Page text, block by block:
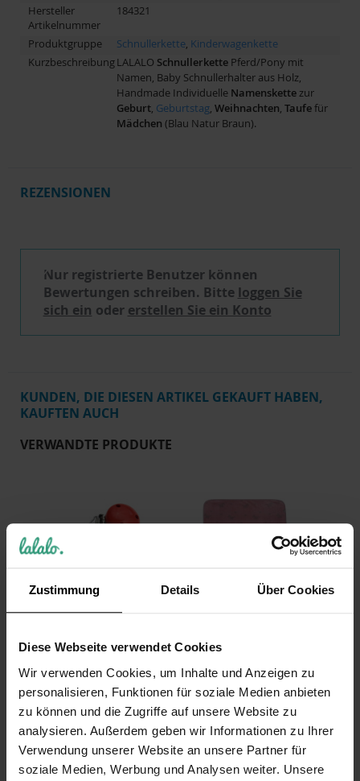
Zustimmung Details Über Cookies
Diese Webseite verwendet Cookies
Wir verwenden Cookies, um Inhalte und Anzeigen zu
personalisieren, Funktionen für soziale Medien anbieten
zu können und die Zugriffe auf unsere Website zu
analysieren. Außerdem geben wir Informationen zu Ihrer
Verwendung unserer Website an unsere Partner für
soziale Medien, Werbung und Analysen weiter. Unsere
Hersteller
Artikelnummer
184321
Produktgruppe Schnullerkette, Kinderwagenkette
KurzbeschreibungLALALO Schnullerkette Pferd/Pony mit
Namen, Baby Schnullerhalter aus Holz,
Handmade Individuelle Namenskettezur
Geburt, Geburtstag, Weihnachten, Taufefür
Mädchen (Blau Natur Braun).
REZENSIONEN
Nur registrierte Benutzer können
Bewertungen schreiben. Bitte loggen Sie
sich ein oder erstellen Sie ein Konto
KUNDEN, DIE DIESEN ARTIKEL GEKAUFT HABEN,
KAUFTEN AUCH
VERWANDTE PRODUKTE
Namen: Handmade
Schnullerhalter,
Mädchen Geschenk
zur Geburt
17,99 €
Inkl. 19% Steuern
Versandkosten
Plüschdecke Pony
bestickt, Babydecke
100x75 cm lila/rosa,
Geschenk zur
Geburt
29,99 €
Inkl. 19% Steuern,exkl.